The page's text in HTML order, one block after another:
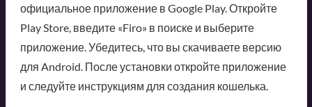
официальное приложение в Google Play. Откройте
Play Store, введите «Firo» в поиске и выберите
приложение. Убедитесь, что вы скачиваете версию
для Android. После установки откройте приложение
и следуйте инструкциям для создания кошелька.